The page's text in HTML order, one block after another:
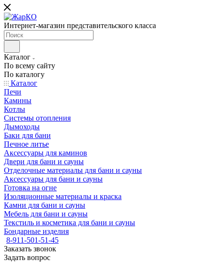
Интернет-магазин представительского класса
Каталог
По всему сайту
По каталогу
Каталог
Печи
Камины
Котлы
Системы отопления
Дымоходы
Баки для бани
Печное литье
Аксессуары для каминов
Двери для бани и сауны
Отделочные материалы для бани и сауны
Аксессуары для бани и сауны
Готовка на огне
Изоляционные материалы и краска
Камни для бани и сауны
Мебель для бани и сауны
Текстиль и косметика для бани и сауны
Бондарные изделия
8-911-501-51-45
Заказать звонок
Задать вопрос